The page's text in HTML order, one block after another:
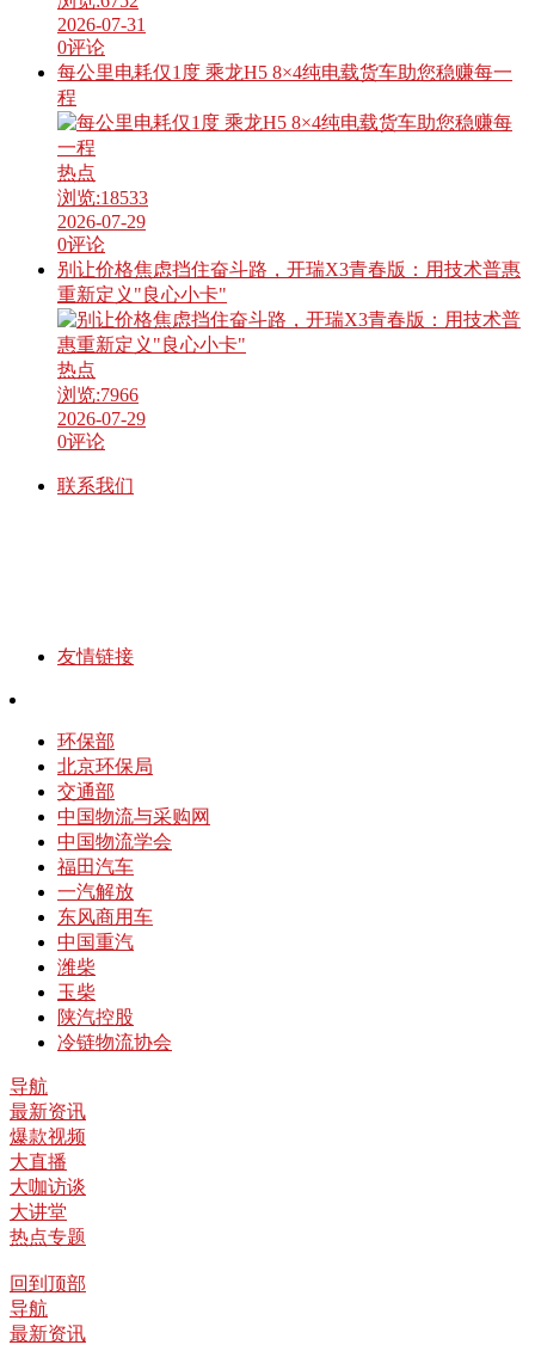
2026-07-31
0评论
每公里电耗仅1度 乘龙H5 8×4纯电载货车助您稳赚每一
程
热点
浏览:18533
2026-07-29
0评论
别让价格焦虑挡住奋斗路，开瑞X3青春版：用技术普惠
重新定义"良心小卡"
热点
浏览:7966
2026-07-29
0评论
联系我们
友情链接
环保部
北京环保局
交通部
中国物流与采购网
中国物流学会
福田汽车
一汽解放
东风商用车
中国重汽
潍柴
玉柴
陕汽控股
冷链物流协会
导航
最新资讯
爆款视频
大直播
大咖访谈
大讲堂
热点专题
回到顶部
导航
最新资讯